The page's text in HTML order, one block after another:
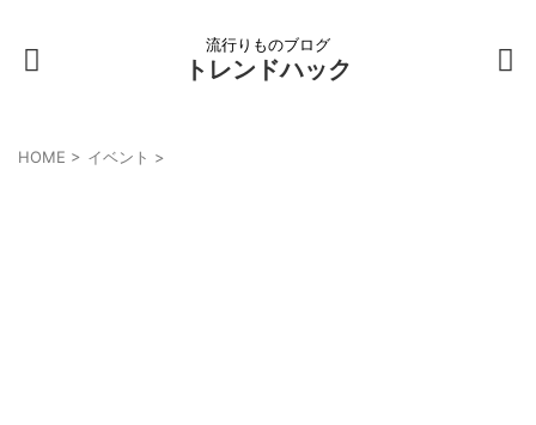
流行りものブログ
トレンドハック
HOME > イベント >